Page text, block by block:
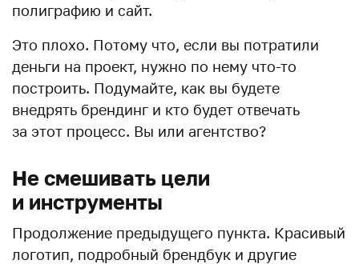
полиграфию и сайт.
Это плохо. Потому что, если вы потратили
деньги на проект, нужно по нему что-то
построить. Подумайте, как вы будете
внедрять брендинг и кто будет отвечать
за этот процесс. Вы или агентство?
Не смешивать цели
и инструменты
Продолжение предыдущего пункта. Красивый
логотип, подробный брендбук и другие